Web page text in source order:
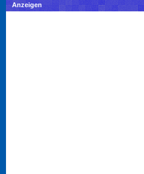
Anzeigen